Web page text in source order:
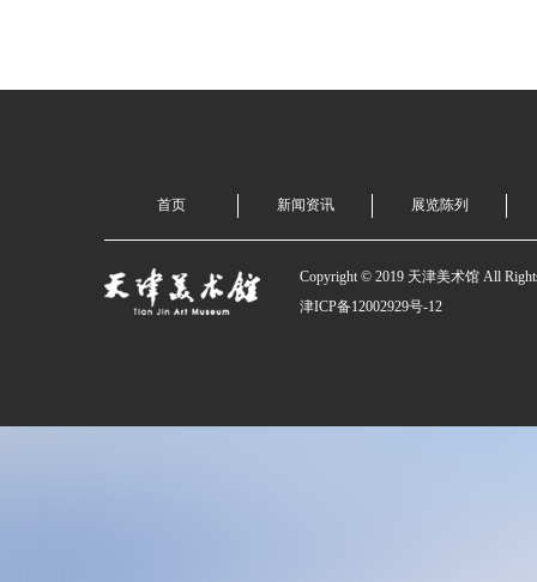
首页 新闻资讯 展览陈列
Copyright © 2019 天津美术馆 All
津ICP备12002929号-12